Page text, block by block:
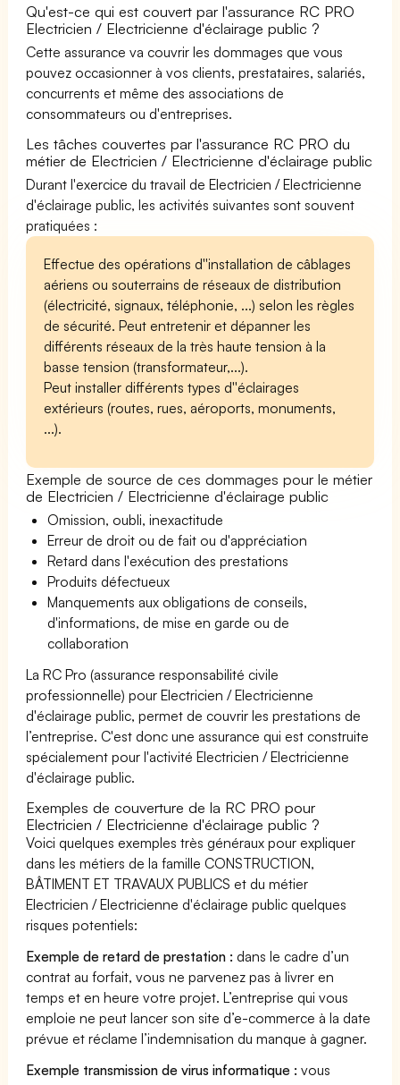
Qu'est-ce qui est couvert par l'assurance RC PRO
Electricien / Electricienne d'éclairage public ?
Cette assurance va couvrir les dommages que vous
pouvez occasionner à vos clients, prestataires, salariés,
concurrents et même des associations de
consommateurs ou d'entreprises.
Les tâches couvertes par l'assurance RC PRO du
métier de Electricien / Electricienne d'éclairage public
Durant l'exercice du travail de Electricien / Electricienne
d'éclairage public, les activités suivantes sont souvent
pratiquées :
Effectue des opérations d''installation de câblages
aériens ou souterrains de réseaux de distribution
(électricité, signaux, téléphonie, ...) selon les règles
de sécurité. Peut entretenir et dépanner les
différents réseaux de la très haute tension à la
basse tension (transformateur,...).
Peut installer différents types d''éclairages
extérieurs (routes, rues, aéroports, monuments,
...).
Exemple de source de ces dommages pour le métier
de Electricien / Electricienne d'éclairage public
Omission, oubli, inexactitude
Erreur de droit ou de fait ou d'appréciation
Retard dans l'exécution des prestations
Produits défectueux
Manquements aux obligations de conseils,
d'informations, de mise en garde ou de
collaboration
La RC Pro (assurance responsabilité civile
professionnelle) pour Electricien / Electricienne
d'éclairage public, permet de couvrir les prestations de
l’entreprise. C'est donc une assurance qui est construite
spécialement pour l'activité Electricien / Electricienne
d'éclairage public.
Exemples de couverture de la RC PRO pour
Electricien / Electricienne d'éclairage public ?
Voici quelques exemples très généraux pour expliquer
dans les métiers de la famille CONSTRUCTION,
BÂTIMENT ET TRAVAUX PUBLICS et du métier
Electricien / Electricienne d'éclairage public quelques
risques potentiels:
Exemple de retard de prestation : dans le cadre d’un
contrat au forfait, vous ne parvenez pas à livrer en
temps et en heure votre projet. L’entreprise qui vous
emploie ne peut lancer son site d’e-commerce à la date
prévue et réclame l’indemnisation du manque à gagner.
Exemple transmission de virus informatique : vous